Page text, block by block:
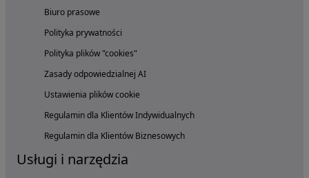
Biuro prasowe
Polityka prywatności
Polityka plików "cookies"
Zasady odpowiedzialnej AI
Ustawienia plików cookie
Regulamin dla Klientów Indywidualnych
Regulamin dla Klientów Biznesowych
Usługi i narzędzia